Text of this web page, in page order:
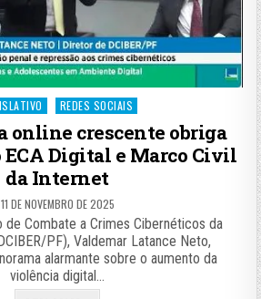
REDES SOCIAIS
online crescente obriga
ECA Digital e Marco Civil
da Internet
11 DE NOVEMBRO DE 2025
Combate a Crimes Cibernéticos da
PF), Valdemar Latance Neto,
alarmante sobre o aumento da
violência digital…